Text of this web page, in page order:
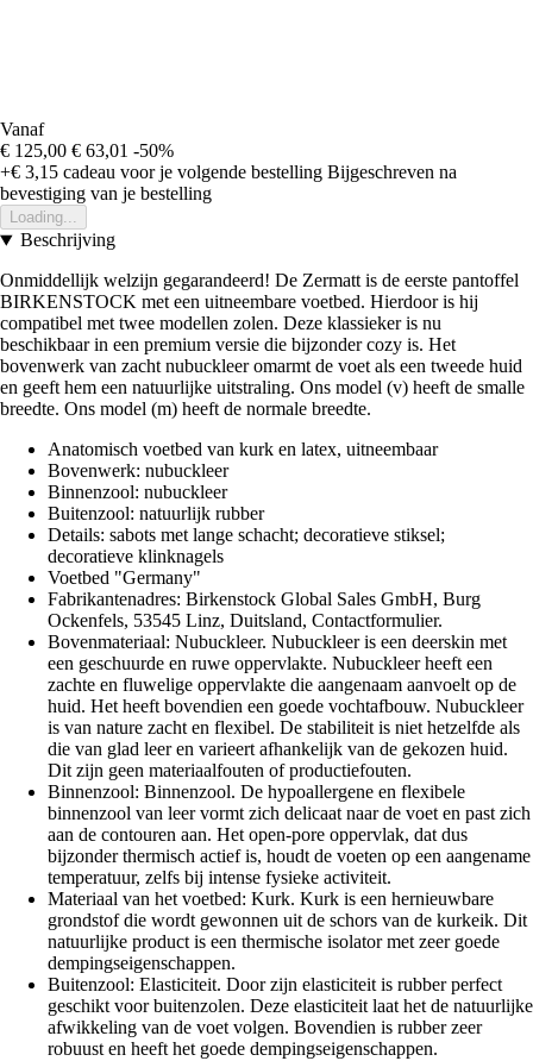
Vanaf
€ 125,00 € 63,01 -50%
+€ 3,15 cadeau voor je volgende bestelling Bijgeschreven na
bevestiging van je bestelling
Loading...
Beschrijving
Onmiddellijk welzijn gegarandeerd! De Zermatt is de eerste pantoffel
BIRKENSTOCK met een uitneembare voetbed. Hierdoor is hij
compatibel met twee modellen zolen. Deze klassieker is nu
beschikbaar in een premium versie die bijzonder cozy is. Het
bovenwerk van zacht nubuckleer omarmt de voet als een tweede huid
en geeft hem een natuurlijke uitstraling. Ons model (v) heeft de smalle
breedte. Ons model (m) heeft de normale breedte.
Anatomisch voetbed van kurk en latex, uitneembaar
Bovenwerk: nubuckleer
Binnenzool: nubuckleer
Buitenzool: natuurlijk rubber
Details: sabots met lange schacht; decoratieve stiksel;
decoratieve klinknagels
Voetbed "Germany"
Fabrikantenadres: Birkenstock Global Sales GmbH, Burg
Ockenfels, 53545 Linz, Duitsland, Contactformulier.
Bovenmateriaal: Nubuckleer. Nubuckleer is een deerskin met
een geschuurde en ruwe oppervlakte. Nubuckleer heeft een
zachte en fluwelige oppervlakte die aangenaam aanvoelt op de
huid. Het heeft bovendien een goede vochtafbouw. Nubuckleer
is van nature zacht en flexibel. De stabiliteit is niet hetzelfde als
die van glad leer en varieert afhankelijk van de gekozen huid.
Dit zijn geen materiaalfouten of productiefouten.
Binnenzool: Binnenzool. De hypoallergene en flexibele
binnenzool van leer vormt zich delicaat naar de voet en past zich
aan de contouren aan. Het open-pore oppervlak, dat dus
bijzonder thermisch actief is, houdt de voeten op een aangename
temperatuur, zelfs bij intense fysieke activiteit.
Materiaal van het voetbed: Kurk. Kurk is een hernieuwbare
grondstof die wordt gewonnen uit de schors van de kurkeik. Dit
natuurlijke product is een thermische isolator met zeer goede
dempingseigenschappen.
Buitenzool: Elasticiteit. Door zijn elasticiteit is rubber perfect
geschikt voor buitenzolen. Deze elasticiteit laat het de natuurlijke
afwikkeling van de voet volgen. Bovendien is rubber zeer
robuust en heeft het goede dempingseigenschappen.